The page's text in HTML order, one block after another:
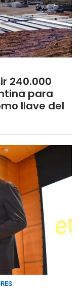
240.000
para
llave del